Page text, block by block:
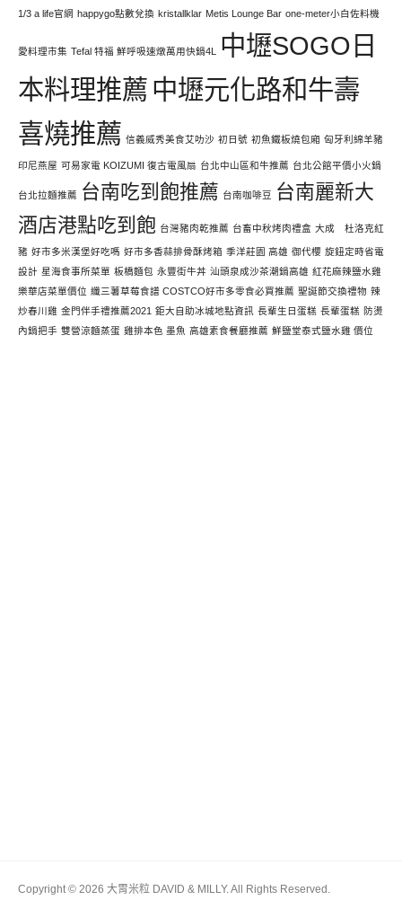
1/3 a life官網 happygo點數兌換 kristallklar Metis Lounge Bar one-meter小白佐料機
愛料理市集 Tefal 特福 鮮呼吸速燉萬用快鍋4L
中壢SOGO日
本料理推薦 中壢元化路和牛壽
喜燒推薦 信義威秀美食艾叻沙 初日號 初魚鐵板燒包廂 匈牙利綿羊豬
印尼燕屋 可易家電 KOIZUMI 復古電風扇 台北中山區和牛推薦 台北公館平價小火鍋
台北拉麵推薦 台南吃到飽推薦 台南咖啡豆 台南麗新大
酒店港點吃到飽 台灣豬肉乾推薦 台畜中秋烤肉禮盒 大成 杜洛克紅
豬 好市多米漢堡好吃嗎 好市多香蒜排骨酥烤箱 季洋莊園 高雄 御代櫻 旋鈕定時省電
設計 星海食事所菜單 板橋麵包 永豐街牛丼 汕頭泉成沙茶潮鍋高雄 紅花麻辣鹽水雞
樂華店菜單價位 纖三薯草莓食譜 COSTCO好市多零食必買推薦 聖誕節交換禮物 辣
炒春川雞 金門伴手禮推薦2021 鉅大自助冰城地點資訊 長輩生日蛋糕 長輩蛋糕 防燙
內鍋把手 雙營涼麵蒸蛋 雞排本色 墨魚 高雄素食餐廳推薦 鮮鹽堂泰式鹽水雞 價位
Copyright © 2026 大胃米粒 DAVID & MILLY. All Rights Reserved.